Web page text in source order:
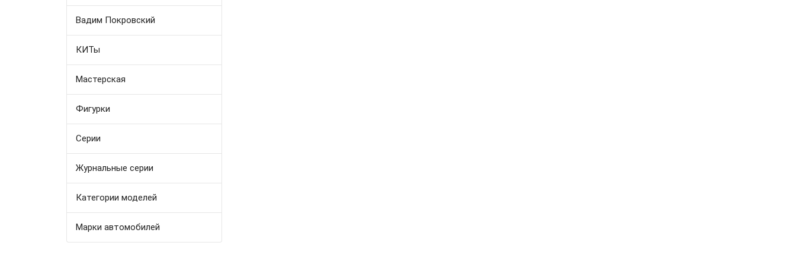
Вадим Покровский
КИТы
Мастерская
Фигурки
Серии
Журнальные серии
Категории моделей
Марки автомобилей